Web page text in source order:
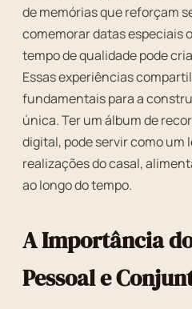
de memórias que reforçam
comemorar datas especiais
tempo de qualidade pode
Essas experiências
fundamentais para a
única. Ter um álbum de
digital, pode servir como um
realizações do casal,
ao longo do tempo.
A Importância
Pessoal e